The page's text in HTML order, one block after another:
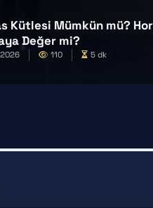
Kütlesi Mümkün mü?
Değer mi?
110
5 dk